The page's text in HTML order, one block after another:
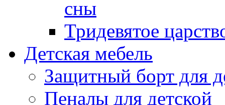
сны
Тридевятое
Детская мебель
Защитный борт для
Пеналы для детской